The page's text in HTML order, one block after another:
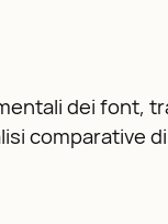
dei font,
comparative